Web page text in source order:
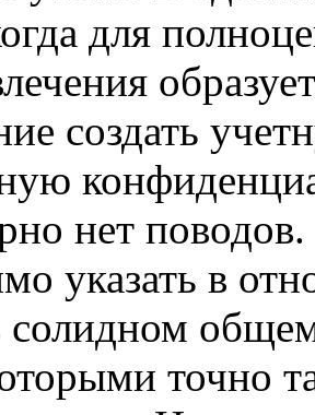
для
создать
нет
указать в
солидном
точно